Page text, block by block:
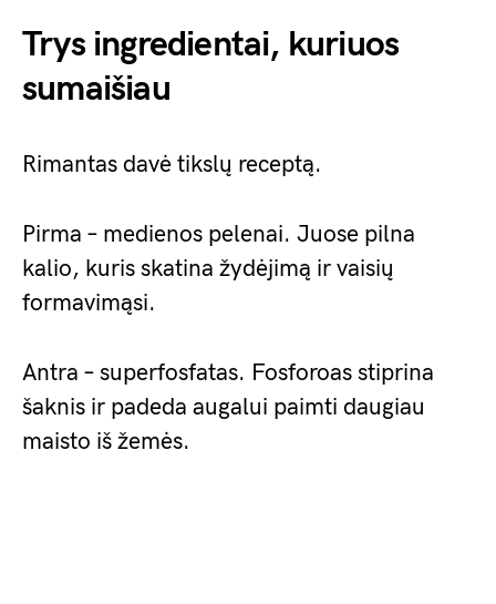
Trys ingredientai, kuriuos
sumaišiau
Rimantas davė tikslų receptą.
Pirma – medienos pelenai. Juose pilna
kalio, kuris skatina žydėjimą ir vaisių
formavimąsi.
Antra – superfosfatas. Fosforoas stiprina
šaknis ir padeda augalui paimti daugiau
maisto iš žemės.